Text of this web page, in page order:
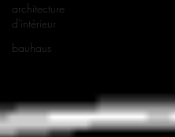
architecture
d'intérieur
bauhaus